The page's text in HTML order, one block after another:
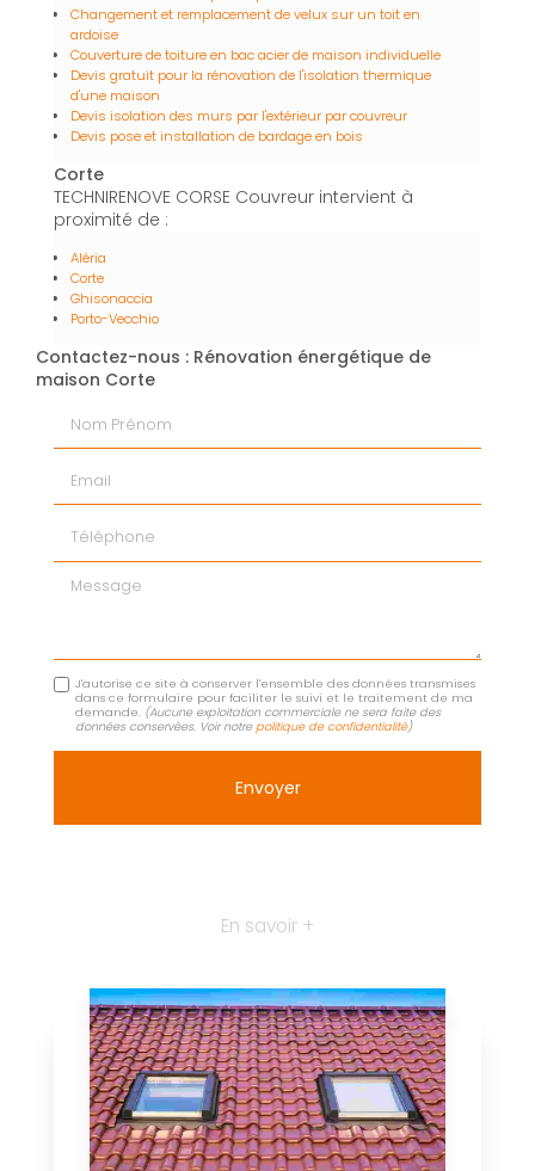
Changement et remplacement de velux sur un toit en
ardoise
Couverture de toiture en bac acier de maison individuelle
Devis gratuit pour la rénovation de l'isolation thermique
d'une maison
Devis isolation des murs par l'extérieur par couvreur
Devis pose et installation de bardage en bois
Corte
TECHNIRENOVE CORSE Couvreur intervient à
proximité de :
Aléria
Corte
Ghisonaccia
Porto-Vecchio
Contactez-nous : Rénovation énergétique de
maison Corte
Message
J'autorise ce site à conserver l'ensemble des données transmises
dans ce formulaire pour faciliter le suivi et le traitement de ma
demande. (Aucune exploitation commerciale ne sera faite des
données conservées. Voir notrepolitique de confidentialité)
En savoir +